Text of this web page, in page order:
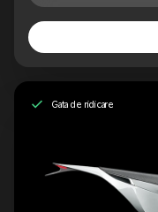
Gata de ridicare